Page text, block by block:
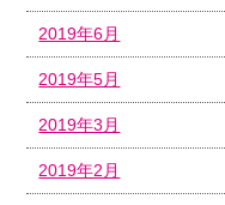
2019年6月
2019年5月
2019年3月
2019年2月